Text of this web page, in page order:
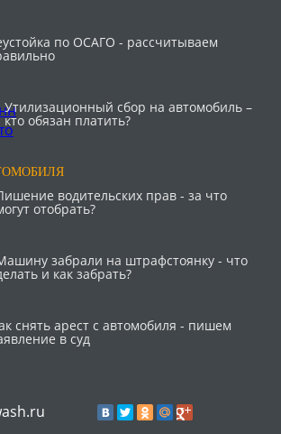
по ОСАГО - рассчитываем
Утилизационный сбор на автомобиль –
кто обязан платить?
водительских прав - за что
отобрать?
забрали на штрафстоянку - что
и как забрать?
снять арест с автомобиля - пишем
в суд